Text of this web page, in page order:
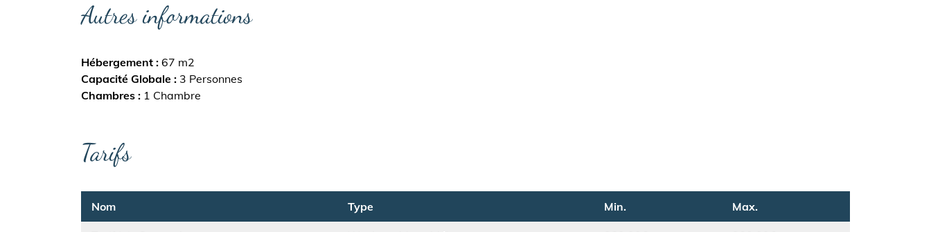
Autres informations
Hébergement 67 m2
Capacité Globale
3 Personnes
Chambres
1 Chambre
Tarifs
Nom Type Min. Max.